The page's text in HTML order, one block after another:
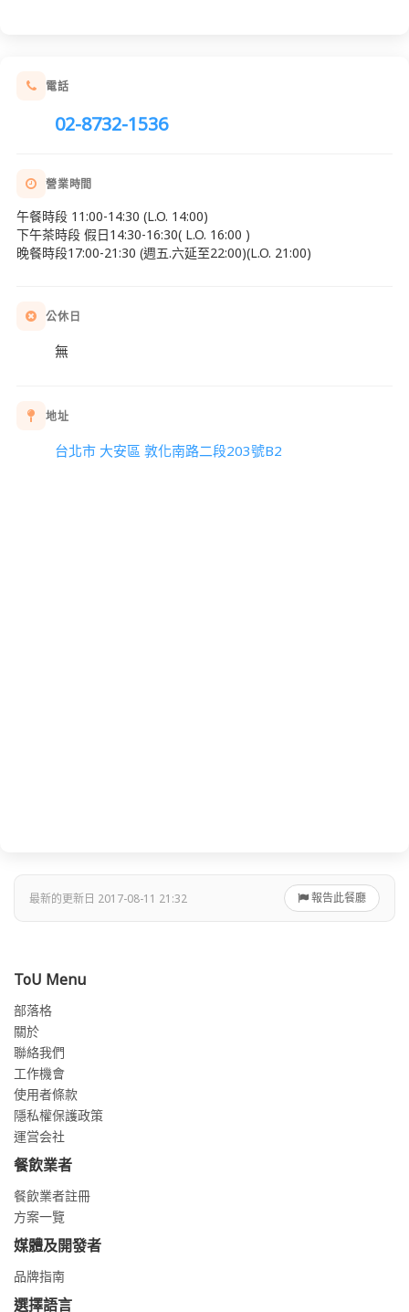
電話
02-8732-1536
營業時間
午餐時段 11:00-14:30 (L.O. 14:00)
下午茶時段 假日14:30-16:30( L.O. 16:00 )
晚餐時段17:00-21:30 (週五.六延至22:00)(L.O. 21:00)
公休日
無
地址
台北市 大安區 敦化南路二段203號B2
最新的更新日 2017-08-11 21:32 報告此餐廳
ToU Menu
部落格
關於
聯絡我們
工作機會
使用者條款
隱私權保護政策
運営会社
餐飲業者
餐飲業者註冊
方案一覽
媒體及開發者
品牌指南
選擇語言